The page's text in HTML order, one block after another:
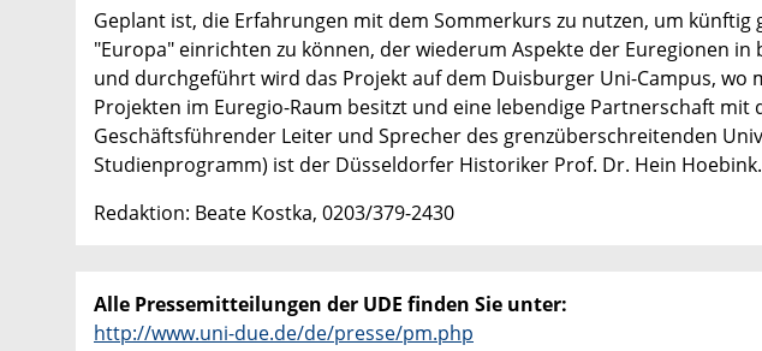
Geplant ist, die Erfahrungen mit dem Sommerkurs zu nutzen, um
"Europa" einrichten zu können, der wiederum Aspekte der Euregionen
und durchgeführt wird das Projekt auf dem Duisburger Uni-Campus, wo
Projekten im Euregio-Raum besitzt und eine lebendige Partnerschaft mit
Geschäftsführender Leiter und Sprecher des grenzüberschreitenden
Studienprogramm) ist der Düsseldorfer Historiker Prof. Dr. Hein Hoebink.
Redaktion: Beate Kostka, 0203/379-2430
Alle Pressemitteilungen der UDE finden Sie unter:
http://www.uni-due.de/de/presse/pm.php